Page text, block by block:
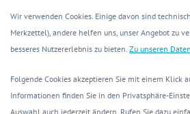
Wir verwenden Cookies. Einige davon sind
Merkzettel), andere helfen uns, unser Angebot zu
besseres Nutzererlebnis zu bieten. Zu unseren
Folgende Cookies akzeptieren Sie mit einem Klick
Informationen finden Sie in den Privatsphäre-
Auswahl auch jederzeit ändern. Rufen Sie dazu